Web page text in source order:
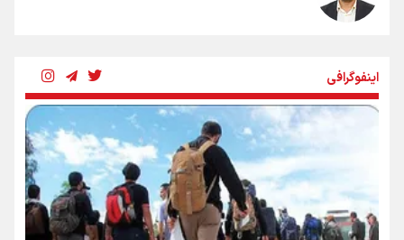
روایت ایران از کنار مردم
از طلوع خیابان‌ها تا غروب اشک
اینفوگرافی